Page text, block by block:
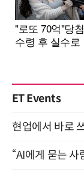
ET Events